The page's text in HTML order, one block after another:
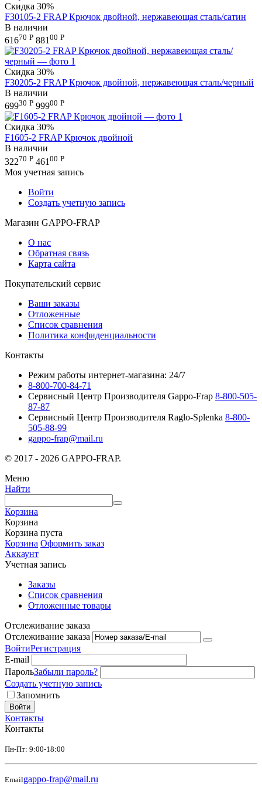
Скидка 30%
F30105-2 FRAP Крючок двойной, нержавеющая сталь/сатин
В наличии
61670 Р 881 00 Р
Скидка 30%
F30205-2 FRAP Крючок двойной, нержавеющая сталь/черный
В наличии
69930 Р 99900 Р
Скидка 30%
F1605-2 FRAP Крючок двойной
В наличии
32270 Р 461 00 Р
Моя учетная запись
Войти
Создать учетную запись
Магазин GAPPO-FRAP
О нас
Обратная связь
Карта сайта
Покупательский сервис
Ваши заказы
Отложенные
Список сравнения
Политика конфиденциальности
Контакты
Режим работы интернет-магазина: 24/7
8-800-700-84-71
Сервисный Центр Производителя Gappo-Frap 8-800-505-
87-87
Сервисный Центр Производителя Raglo-Splenka 8-800-
505-88-99
gappo-frap@mail.ru
© 2017 - 2026 GAPPO-FRAP.
Меню
Найти
Корзина
Корзина
Корзина пуста
Корзина Оформить заказ
Аккаунт
Учетная запись
Заказы
Список сравнения
Отложенные товары
Отслеживание заказа
Отслеживание заказа
ВойтиРегистрация
E-mail
ПарольЗабыли пароль?
Создать учетную запись
Запомнить
Войти
Контакты
Контакты
Пн-Пт: 9:00-18:00
Emailgappo-frap@mail.ru